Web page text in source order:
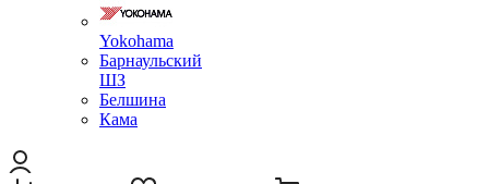
Yokohama
Барнаульский
ШЗ
Белшина
Кама